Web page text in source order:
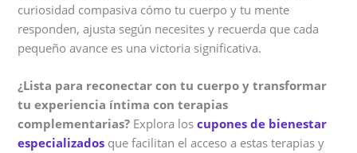
curiosidad compasiva cómo tu cuerpo y tu mente
responden, ajusta según necesites y recuerda que cada
pequeño avance es una victoria significativa.
¿Lista para reconectar con tu cuerpo y transformar
tu experiencia íntima con terapias
complementarias? Explora loscupones de bienestar
especializados que facilitan el acceso a estas terapias y